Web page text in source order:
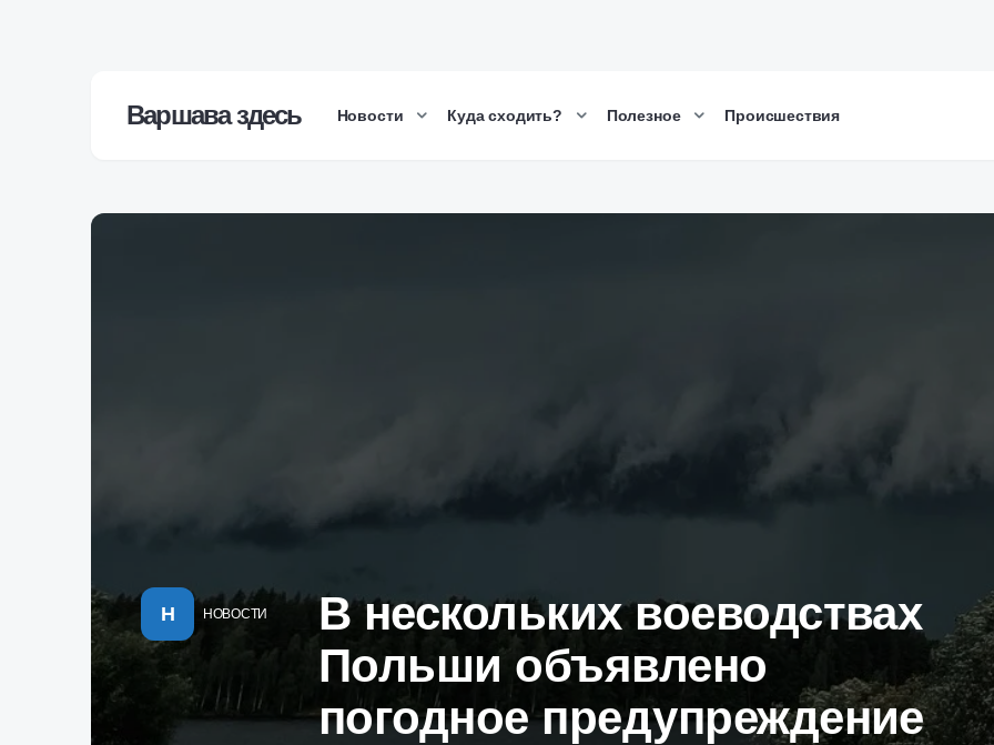
Варшава здесь Новости Куда сходить? Полезное Происшествия
Н НОВОСТИ
В нескольких воеводствах
Польши объявлено
погодное предупреждение